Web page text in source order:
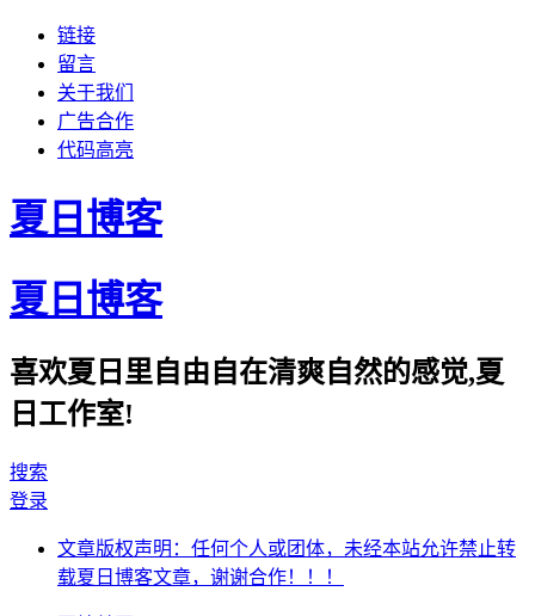
链接
留言
关于我们
广告合作
代码高亮
夏日博客
夏日博客
喜欢夏日里自由自在清爽自然的感觉,夏
日工作室!
搜索
登录
文章版权声明：任何个人或团体，未经本站允许禁止转
载夏日博客文章，谢谢合作！！！